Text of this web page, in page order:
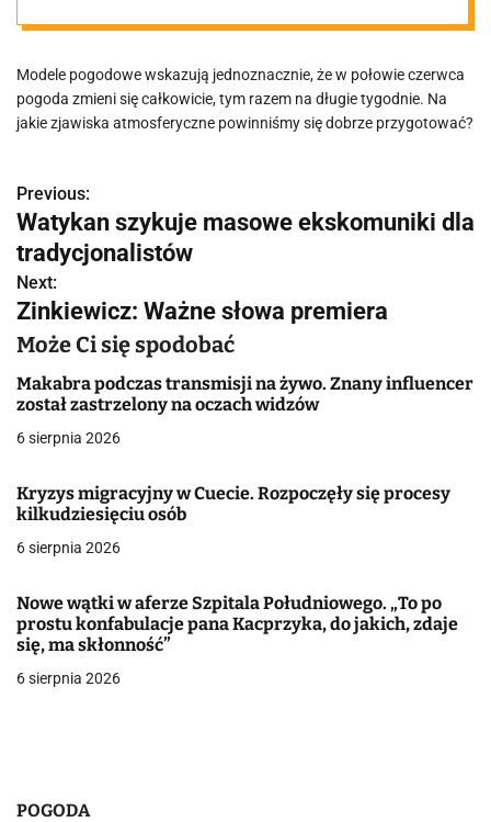
szykować
Modele pogodowe wskazują jednoznacznie, że w połowie czerwca
pogoda zmieni się całkowicie, tym razem na długie tygodnie. Na
jakie zjawiska atmosferyczne powinniśmy się dobrze przygotować?
N
a
w
i
a
c
j
p
i
Previous:
Watykan szykuje masowe ekskomuniki dla
tradycjonalistów
Next:
Zinkiewicz: Ważne słowa premiera
Może Ci się spodobać
Makabra podczas transmisji na żywo. Znany influencer
został zastrzelony na oczach widzów
6 sierpnia 2026
Kryzys migracyjny w Cuecie. Rozpoczęły się procesy
kilkudziesięciu osób
6 sierpnia 2026
Nowe wątki w aferze Szpitala Południowego. „To po
prostu konfabulacje pana Kacprzyka, do jakich, zdaje
się, ma skłonność”
6 sierpnia 2026
POGODA